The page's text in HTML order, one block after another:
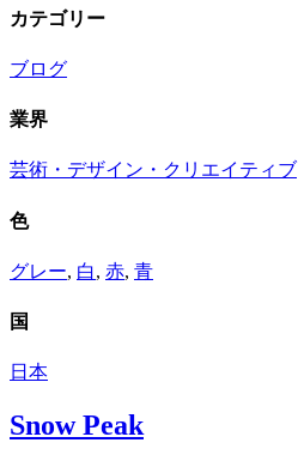
カテゴリー
ブログ
業界
芸術・デザイン・クリエイティブ
色
グレー, 白, 赤, 青
国
日本
Snow Peak